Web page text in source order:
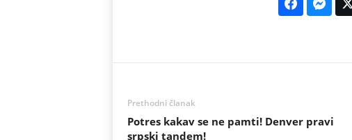
Prethodni članak
Potres kakav se ne pamti! Denver pravi
srpski tandem!